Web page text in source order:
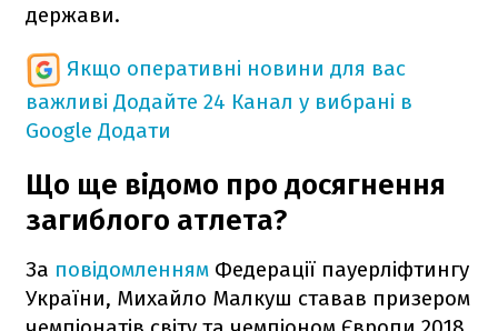
держави.
Якщо оперативні новини для вас
важливі Додайте 24 Канал у вибрані в
Google Додати
Що ще відомо про досягнення
загиблого атлета?
За повідомленням Федерації пауерліфтингу
України, Михайло Малкуш ставав призером